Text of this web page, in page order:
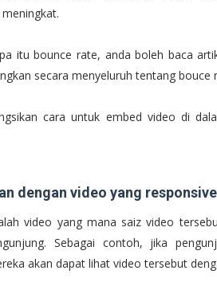
itu bounce rate, anda boleh baca
secara menyeluruh tentang bouce
cara untuk embed video di
dengan video yang
video yang mana saiz video
Sebagai contoh, jika
akan dapat lihat video tersebut